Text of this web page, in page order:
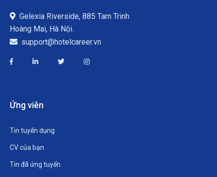
Gelexia Riverside, 885 Tam Trinh
Hoàng Mai, Hà Nội.
support@hotelcareer.vn
Ứng viên
Tin tuyển dụng
CV của bạn
Tin đã ứng tuyển